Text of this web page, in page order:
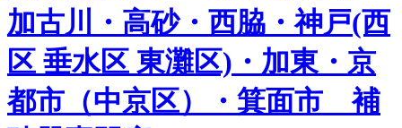
加古川・高砂・西脇・神戸(西
区 垂水区 東灘区)・加東・京
都市（中京区）・箕面市 補